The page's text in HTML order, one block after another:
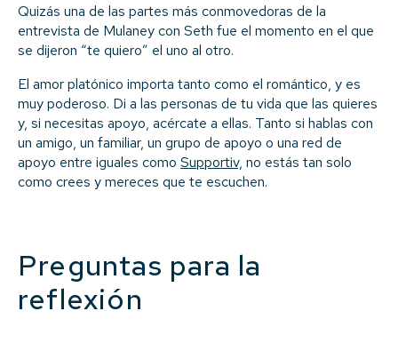
Quizás una de las partes más conmovedoras de la
entrevista de Mulaney con Seth fue el momento en el que
se dijeron “te quiero” el uno al otro.
El amor platónico importa tanto como el romántico, y es
muy poderoso. Di a las personas de tu vida que las quieres
y, si necesitas apoyo, acércate a ellas. Tanto si hablas con
un amigo, un familiar, un grupo de apoyo o una red de
apoyo entre iguales como Supportiv, no estás tan solo
como crees y mereces que te escuchen.
Preguntas para la
reflexión